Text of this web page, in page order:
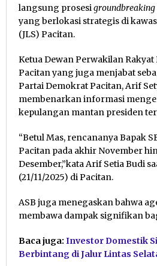
langsung prosesigroundbreaking
yang berlokasi strategis di
(JLS) Pacitan.
Ketua Dewan Perwakilan Rakyat
Pacitan yang juga menjabat
Partai Demokrat Pacitan, Arif
membenarkan informasi
kepulangan mantan presiden
“Betul Mas, rencananya Bapak
Pacitan pada akhir November
Desember,”kata Arif Setia Budi
(21/11/2025) di Pacitan.
ASB juga menegaskan bahwa
membawa dampak signifikan
Baca juga: Investor Domestik
Berbintang di Jalur Lintas